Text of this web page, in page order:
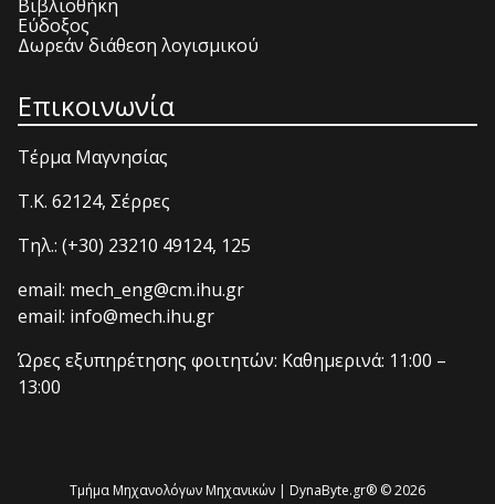
Βιβλιοθήκη
Εύδοξος
Δωρεάν διάθεση λογισμικού
Επικοινωνία
Τέρμα Μαγνησίας
T.K. 62124, Σέρρες
Τηλ.: (+30) 23210 49124, 125
email: mech_eng@cm.ihu.gr
email: info@mech.ihu.gr
Ώρες εξυπηρέτησης φοιτητών: Καθημερινά: 11:00 –
13:00
Τμήμα Μηχανολόγων Μηχανικών | DynaByte.gr® © 2026